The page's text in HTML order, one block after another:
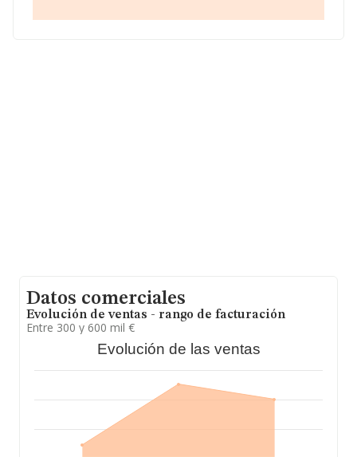
nacional la facturación alcanza la cifra de 18.414
Datos comerciales
Evolución de ventas - rango de facturación
Entre 300 y 600 mil €
Evolución de las ventas